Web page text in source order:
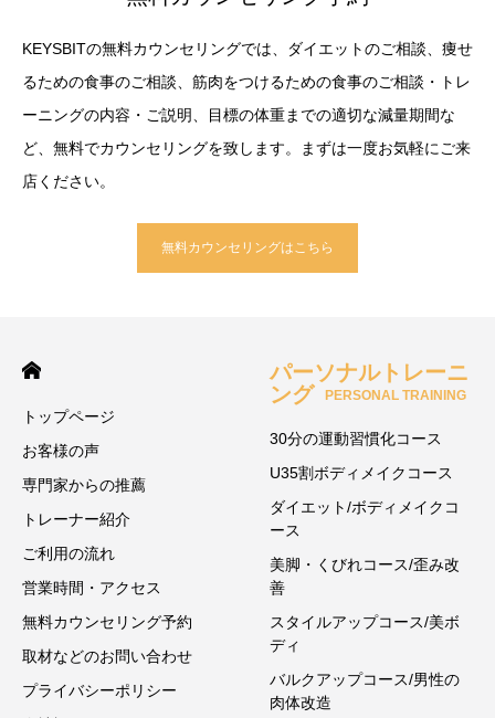
KEYSBITの無料カウンセリングでは、ダイエットのご相談、痩せ
るための食事のご相談、筋肉をつけるための食事のご相談・トレ
ーニングの内容・ご説明、目標の体重までの適切な減量期間な
ど、無料でカウンセリングを致します。まずは一度お気軽にご来
店ください。
無料カウンセリングはこちら
トップページ
お客様の声
専門家からの推薦
トレーナー紹介
ご利用の流れ
営業時間・アクセス
無料カウンセリング予約
取材などのお問い合わせ
プライバシーポリシー
パーソナルトレーニ
ング
PERSONAL TRAINING
30分の運動習慣化コース
U35割ボディメイクコース
ダイエット/ボディメイクコ
ース
美脚・くびれコース/歪み改
善
スタイルアップコース/美ボ
ディ
バルクアップコース/男性の
肉体改造